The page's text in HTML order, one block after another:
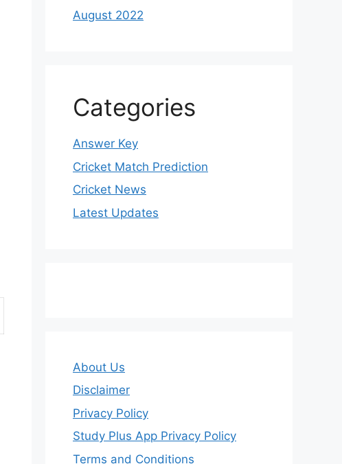
August 2022
Categories
Answer Key
Cricket Match Prediction
Cricket News
Latest Updates
About Us
Disclaimer
Privacy Policy
Study Plus App Privacy Policy
Terms and Conditions